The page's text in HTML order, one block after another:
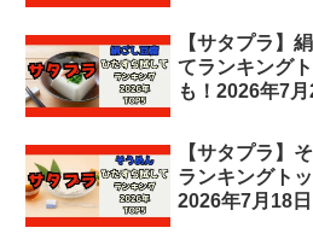
【サタプラ】
てランキング
も！2026年7月
【サタプラ】
ランキングト
2026年7月18日